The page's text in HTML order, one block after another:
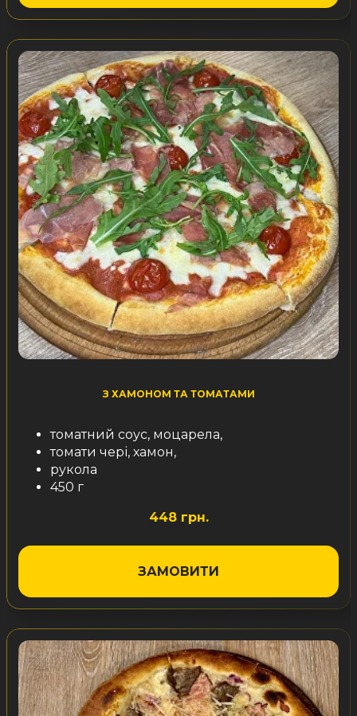
З ХАМОНОМ ТА ТОМАТАМИ
томатний соус, моцарела,
томати чері, хамон,
рукола
450 г
448 грн.
ЗАМОВИТИ